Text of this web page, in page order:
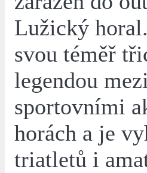
Lužický
svou téměř
legendou
sportovními
horách a je
triatletů i